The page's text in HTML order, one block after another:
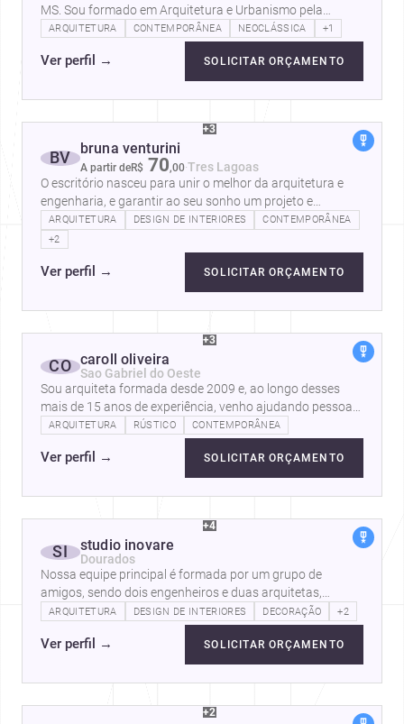
MS. Sou formado em Arquitetura e Urbanismo pela
UNIGRAN Capital e atuo no…
ARQUITETURA CONTEMPORÂNEA NEOCLÁSSICA +1
Ver perfil → SOLICITAR ORÇAMENTO
+3
BV bruna venturini
A partir deR$ 70,00·Tres Lagoas
O escritório nasceu para unir o melhor da arquitetura e
engenharia, e garantir ao seu sonho um projeto e
execução de maior qualidade.…
ARQUITETURA DESIGN DE INTERIORES
CONTEMPORÂNEA
+2
Ver perfil → SOLICITAR ORÇAMENTO
+3
CO caroll oliveira
Sao Gabriel do Oeste
Sou arquiteta formada desde 2009 e, ao longo desses
mais de 15 anos de experiência, venho ajudando pessoas
a transformarem seus espaços em…
ARQUITETURA RÚSTICO CONTEMPORÂNEA
Ver perfil → SOLICITAR ORÇAMENTO
+4
SI studio inovare
Dourados
Nossa equipe principal é formada por um grupo de
amigos, sendo dois engenheiros e duas arquitetas,
formados em 2018 pela UNIGRAN, Possuímos…
ARQUITETURA DESIGN DE INTERIORES DECORAÇÃO +2
Ver perfil → SOLICITAR ORÇAMENTO
+2